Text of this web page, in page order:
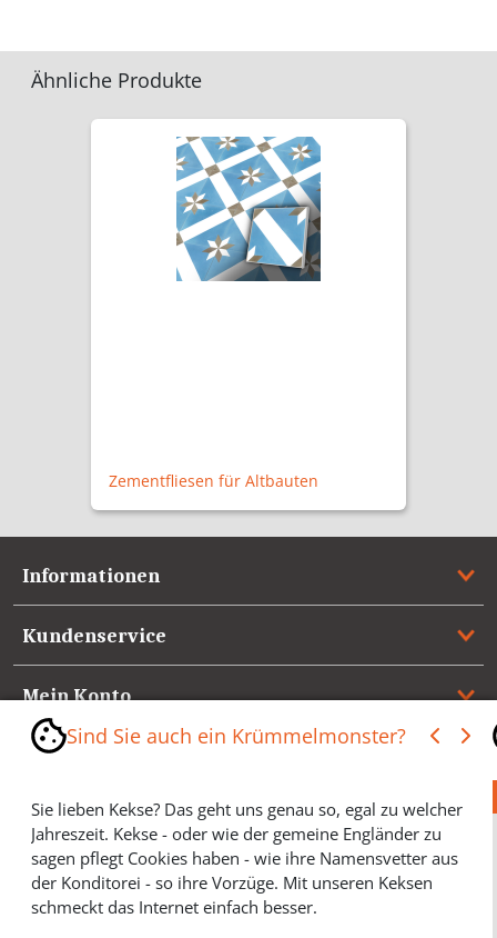
Ähnliche Produkte
Zementfliesen für Altbauten
Informationen
Kundenservice
Mein Konto
Referenzen
Medienspiegel & Presseinformationen
*** Vertrag widerrufen ***
Sind Sie auch ein Krümmelmonster?
Sie lieben Kekse? Das geht uns genau so, egal zu welcher
Jahreszeit. Kekse - oder wie der gemeine Engländer zu
sagen pflegt Cookies haben - wie ihre Namensvetter aus
der Konditorei - so ihre Vorzüge. Mit unseren Keksen
schmeckt das Internet einfach besser.